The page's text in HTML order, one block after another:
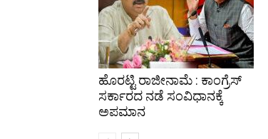
ಹೊರಟ್ಟಿ ರಾಜೀನಾಮೆ : ಕಾಂಗ್ರೆಸ್
ಸರ್ಕಾರದ ನಡೆ ಸಂವಿಧಾನಕ್ಕೆ
ಅಪಮಾನ